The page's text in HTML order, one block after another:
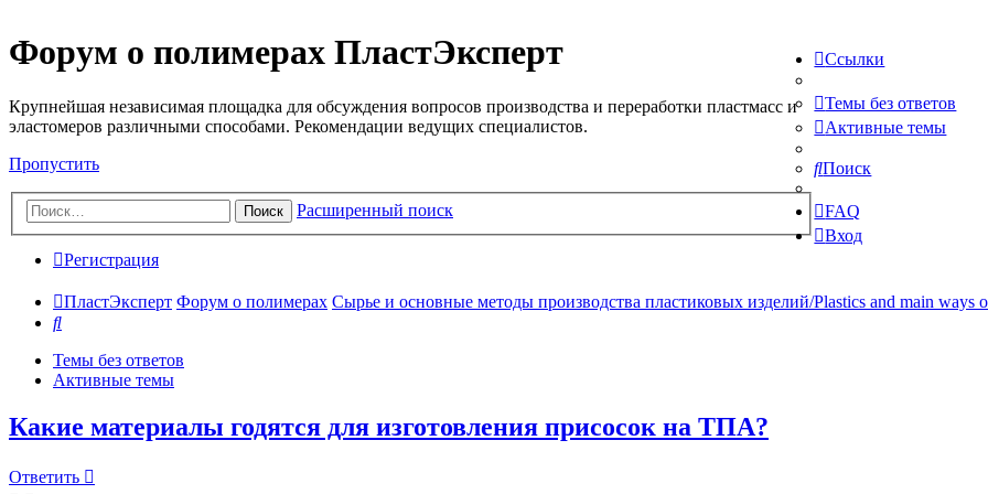
Форум о полимерах ПластЭксперт
Крупнейшая независимая площадка для обсуждения вопросов производства и переработки пластмасс и
эластомеров различными способами. Рекомендации ведущих специалистов.
Пропустить
Поиск Расширенный поиск
Ссылки
Темы без ответов
Активные темы
Поиск
FAQ
Вход
Регистрация
ПластЭксперт Форум о полимерах Сырье и основные методы производства пластиковых изделий/Plastics and main ways
Поиск
Темы без ответов
Активные темы
Какие материалы годятся для изготовления присосок на ТПА?
Ответить